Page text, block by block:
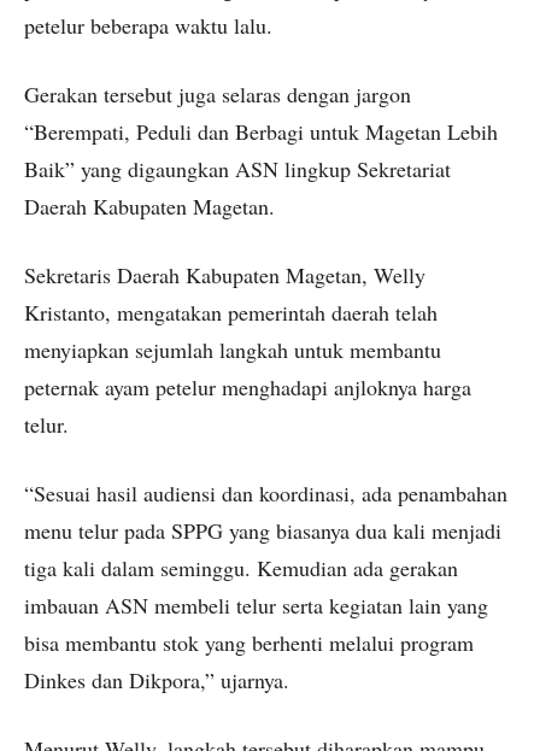
petelur beberapa waktu lalu.
Gerakan tersebut juga selaras dengan jargon
“Berempati, Peduli dan Berbagi untuk Magetan Lebih
Baik” yang digaungkan ASN lingkup Sekretariat
Daerah Kabupaten Magetan.
Sekretaris Daerah Kabupaten Magetan, Welly
Kristanto, mengatakan pemerintah daerah telah
menyiapkan sejumlah langkah untuk membantu
peternak ayam petelur menghadapi anjloknya harga
telur.
“Sesuai hasil audiensi dan koordinasi, ada penambahan
menu telur pada SPPG yang biasanya dua kali menjadi
tiga kali dalam seminggu. Kemudian ada gerakan
imbauan ASN membeli telur serta kegiatan lain yang
bisa membantu stok yang berhenti melalui program
Dinkes dan Dikpora,” ujarnya.